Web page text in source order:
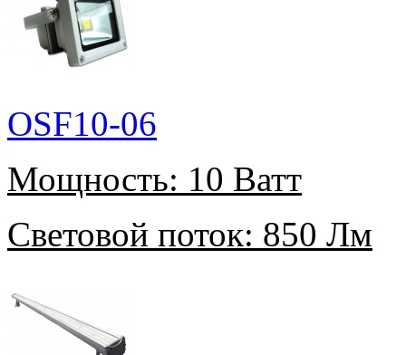
OSF10-06
Мощность: 10 Ватт
Световой поток: 850 Лм